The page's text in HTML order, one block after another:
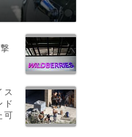
ス
ド
可